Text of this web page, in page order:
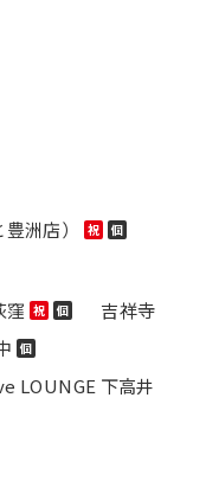
洲店）
祝 個
窪 祝 個
吉祥寺
個
LOUNGE 下高井